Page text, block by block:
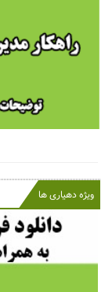
ویژه دهیاری ها